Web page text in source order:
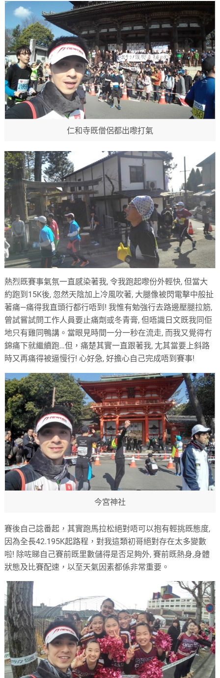
仁和寺既僧侶都出嚟打氣
熱烈既賽事氣氛一直感染著我, 令我跑起嚟份外輕快,但當大
約跑到 15K後, 忽然天陰加上冷風吹著, 大腿像被閃電擊中般扯
著痛—痛得我直頭行都行唔到 !我惟有勉強行去路邊壓腿拉筋,
曾試嘗試問工作人員要止痛劑或冬青膏,但唔識日文既我同佢
地只有雞同鴨講。當眼見時間一分一秒在流走,而我又覺得冇
錦痛下就繼續跑…但，痛楚其實一直跟著我, 尢其當要上斜路
時又再痛得被逼慢行! 心好急,好擔心自己完成唔到賽事!
今宮神社
賽後自己諗番起，其實跑馬拉松絕對唔可以抱有輕挑既態度,
因為全長42.195K起路程，對我這類初哥絕對存在太多變數
啦! 除咗睇自己賽前既里數儲得是否足夠外,賽前既熱身,身體
狀態及比賽配速，以至天氣因素都係非常重要。